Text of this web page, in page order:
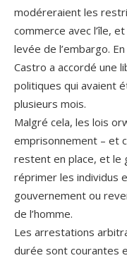
modéreraient les
commerce avec l’île,
levée de l’embargo.
Castro a accordé une
politiques qui avaient
plusieurs mois.
Malgré cela, les lois
emprisonnement – et
restent en place, et le
réprimer les individus
gouvernement ou
de l’homme.
Les arrestations
durée sont courantes